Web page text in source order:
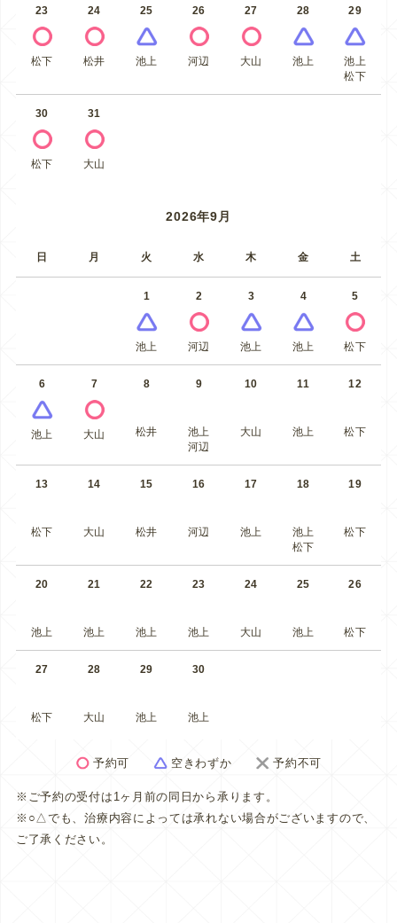
23
松下
24
松井
25
池上
26
河辺
27
大山
28
池上
29
池上
松下
30
松下
31
大山
2026年9月
日 月 火 水 木 金 土
1
池上
2
河辺
3
池上
4
池上
5
松下
6
池上
7
大山
8
松井
9
池上
河辺
10
大山
11
池上
12
松下
13
松下
14
大山
15
松井
16
河辺
17
池上
18
池上
松下
19
松下
20
池上
21
池上
22
池上
23
池上
24
大山
25
池上
26
松下
27
松下
28
大山
29
池上
30
池上
予約可 空きわずか 予約不可
※ご予約の受付は1ヶ月前の同日から承ります。
※○△でも、治療内容によっては承れない場合がございますので、
ご了承ください。